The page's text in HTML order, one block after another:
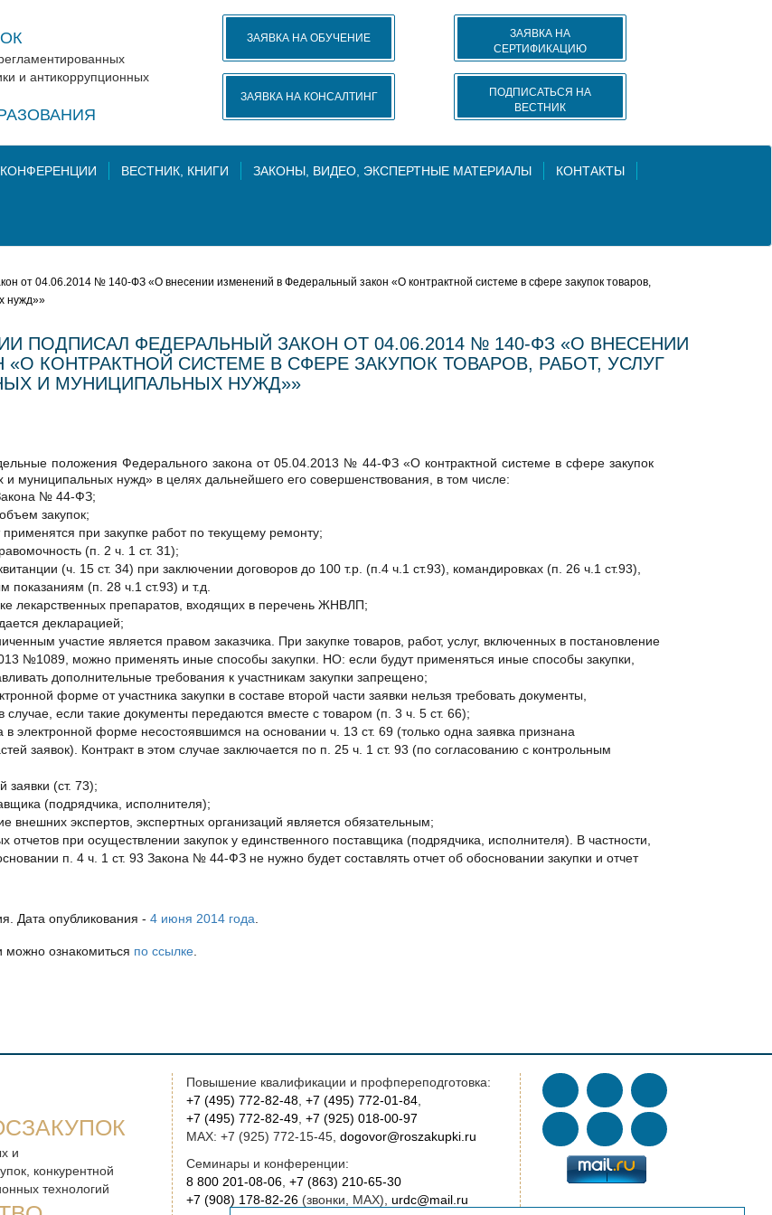
и антикоррупционных
ЗАЯВКА НА ОБУЧЕНИЕ
ЗАЯВКА НА
СЕРТИФИКАЦИЮ
ЗАЯВКА НА КОНСАЛТИНГ
ПОДПИСАТЬСЯ НА
ВЕСТНИК
КОНФЕРЕНЦИИ ВЕСТНИК, КНИГИ ЗАКОНЫ, ВИДЕО, ЭКСПЕРТНЫЕ МАТЕРИАЛЫ КОНТАКТЫ
от 04.06.2014 № 140-ФЗ «О внесении изменений в Федеральный закон «О контрактной системе в сфере закупок товаров,
нужд»»
ПОДПИСАЛ ФЕДЕРАЛЬНЫЙ ЗАКОН ОТ 04.06.2014 № 140-ФЗ «О ВНЕСЕНИИ
КОНТРАКТНОЙ СИСТЕМЕ В СФЕРЕ ЗАКУПОК ТОВАРОВ, РАБОТ, УСЛУГ
И МУНИЦИПАЛЬНЫХ НУЖД»»
положения Федерального закона от 05.04.2013 № 44-ФЗ «О контрактной системе в сфере закупок
и муниципальных нужд» в целях дальнейшего его совершенствования, в том числе:
№ 44-ФЗ;
закупок;
при закупке работ по текущему ремонту;
(п. 2 ч. 1 ст. 31);
(ч. 15 ст. 34) при заключении договоров до 100 т.р. (п.4 ч.1 ст.93), командировках (п. 26 ч.1 ст.93),
показаниям (п. 28 ч.1 ст.93) и т.д.
лекарственных препаратов, входящих в перечень ЖНВЛП;
декларацией;
участие является правом заказчика. При закупке товаров, работ, услуг, включенных в постановление
№1089, можно применять иные способы закупки. НО: если будут применяться иные способы закупки,
дополнительные требования к участникам закупки запрещено;
форме от участника закупки в составе второй части заявки нельзя требовать документы,
случае, если такие документы передаются вместе с товаром (п. 3 ч. 5 ст. 66);
электронной форме несостоявшимся на основании ч. 13 ст. 69 (только одна заявка признана
заявок). Контракт в этом случае заключается по п. 25 ч. 1 ст. 93 (по согласованию с контрольным
заявки (ст. 73);
(подрядчика, исполнителя);
внешних экспертов, экспертных организаций является обязательным;
при осуществлении закупок у единственного поставщика (подрядчика, исполнителя). В частности,
п. 4 ч. 1 ст. 93 Закона № 44-ФЗ не нужно будет составлять отчет об обосновании закупки и отчет
Дата опубликования - 4 июня 2014 года.
ознакомиться по ссылке.
и
конкурентной
технологий
Повышение квалификации и профпереподготовка:
+7 (495) 772-82-48, +7 (495) 772-01-84,
+7 (495) 772-82-49, +7 (925) 018-00-97
MAX: +7 (925) 772-15-45, dogovor@roszakupki.ru
Семинары и конференции:
8 800 201-08-06, +7 (863) 210-65-30
+7 (908) 178-82-26(звонки, MAX), urdc@mail.ru